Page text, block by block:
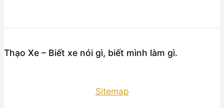
Thạo Xe – Biết xe nói gì, biết mình làm gì.
Sitemap